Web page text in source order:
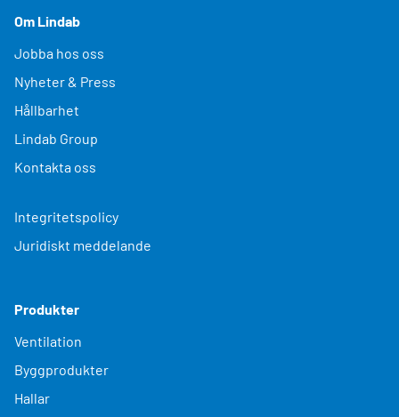
Om Lindab
Jobba hos oss
Nyheter & Press
Hållbarhet
Lindab Group
Kontakta oss
Integritetspolicy
Juridiskt meddelande
Produkter
Ventilation
Byggprodukter
Hallar